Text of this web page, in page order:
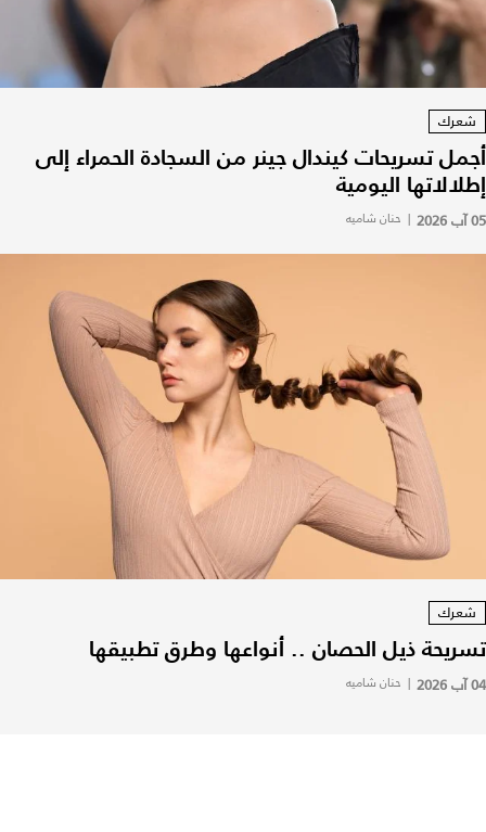
شعرك
أجمل تسريحات كيندال جينر من السجادة الحمراء إلى
إطلالاتها اليومية
05 آب 2026 | حنان شاميه
شعرك
تسريحة ذيل الحصان .. أنواعها وطرق تطبيقها
04 آب 2026 | حنان شاميه